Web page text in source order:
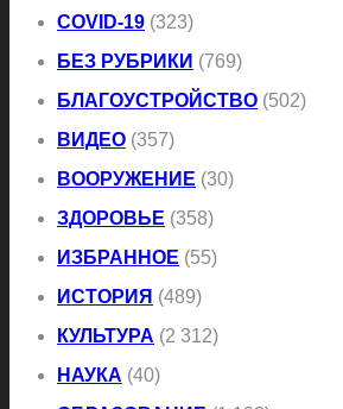
COVID-19 (323)
БЕЗ РУБРИКИ (769)
БЛАГОУСТРОЙСТВО (502)
ВИДЕО (357)
ВООРУЖЕНИЕ (30)
ЗДОРОВЬЕ (358)
ИЗБРАННОЕ (55)
ИСТОРИЯ (489)
КУЛЬТУРА (2 312)
НАУКА (40)